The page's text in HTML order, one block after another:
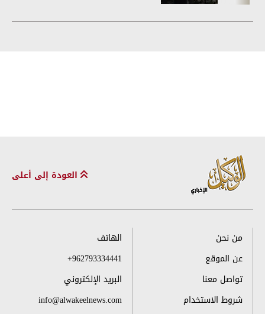
العودة إلى أعلى
من نحن
عن الموقع
تواصل معنا
شروط الاستخدام
الهاتف
+962793334441
البريد الإلكتروني
info@alwakeelnews.com